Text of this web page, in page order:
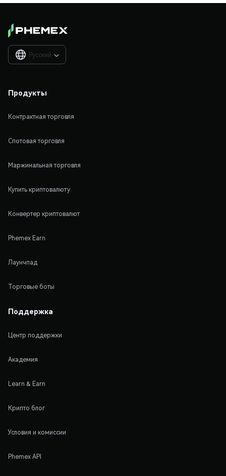
Русский 
Продукты
Контрактная торговля
Спотовая торговля
Маржинальная торговля
Купить криптовалюту
Конвертер криптовалют
Phemex Earn
Лаунчпад
Торговые боты
Поддержка
Центр поддержки
Академия
Learn & Earn
Крипто блог
Условия и комиссии
Phemex API